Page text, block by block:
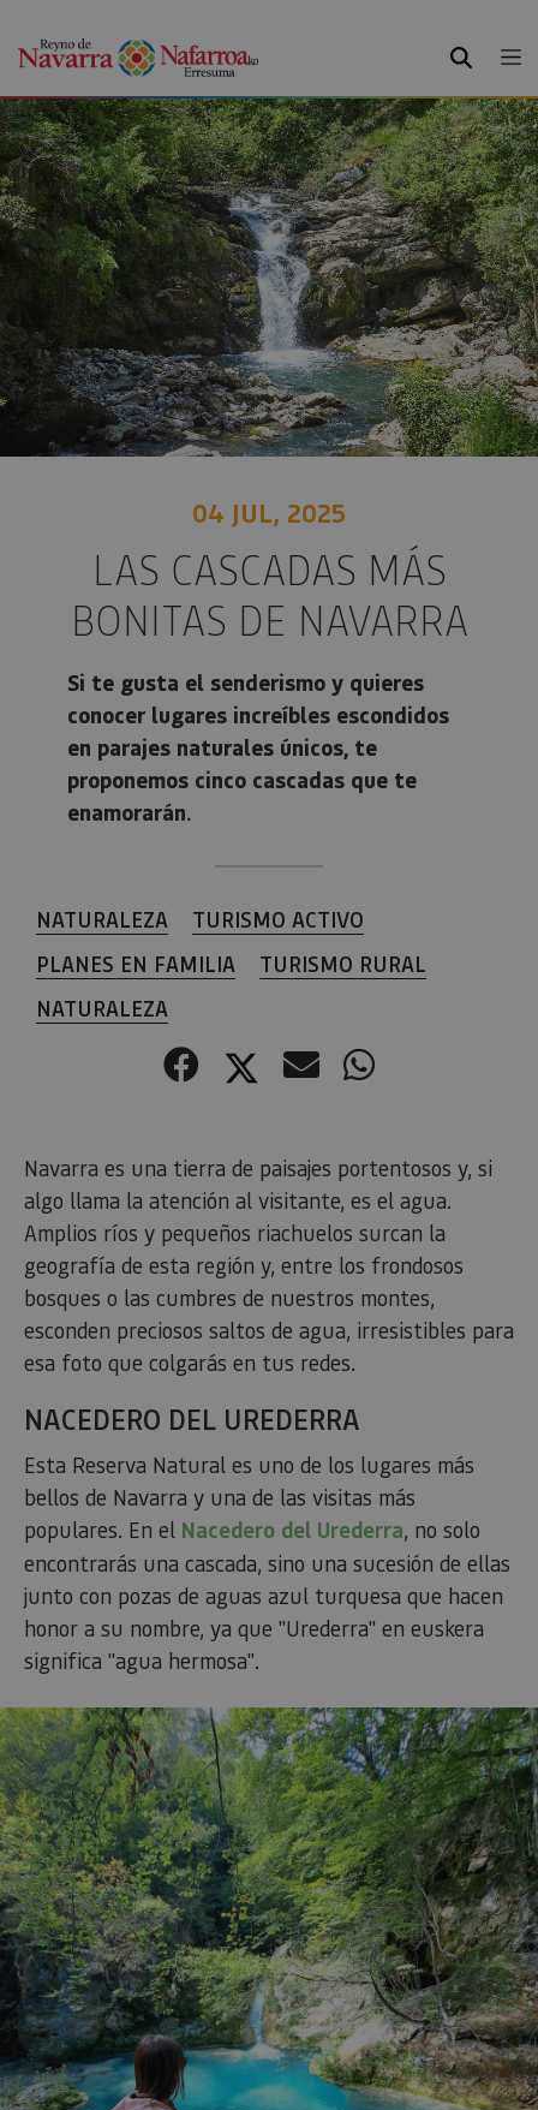
BUSCAR
04 JUL, 2025
LAS CASCADAS MÁS
BONITAS DE NAVARRA
Si te gusta el senderismo y quieres
conocer lugares increíbles escondidos
en parajes naturales únicos, te
proponemos cinco cascadas que te
enamorarán.
NATURALEZA
TURISMO ACTIVO
PLANES EN FAMILIA
TURISMO RURAL
NATURALEZA
Facebook
Twitter
CorreoWhatsApp
Navarra es una tierra de paisajes portentosos y, si
algo llama la atención al visitante, es el agua.
Amplios ríos y pequeños riachuelos surcan la
geografía de esta región y, entre los frondosos
bosques o las cumbres de nuestros montes,
esconden preciosos saltos de agua, irresistibles para
esa foto que colgarás en tus redes.
NACEDERO DEL UREDERRA
Esta Reserva Natural es uno de los lugares más
bellos de Navarra y una de las visitas más
populares. En el Nacedero del Urederra, no solo
encontrarás una cascada, sino una sucesión de ellas
junto con pozas de aguas azul turquesa que hacen
honor a su nombre, ya que "Urederra" en euskera
significa "agua hermosa".